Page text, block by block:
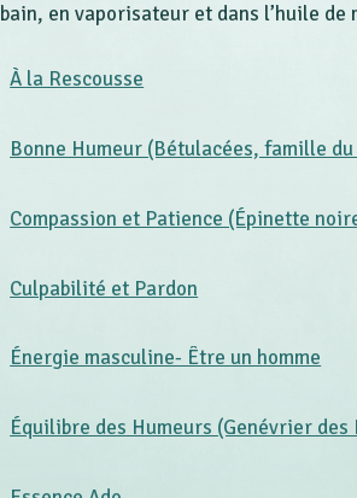
bain, en vaporisateur et dans l’huile de
À la Rescousse
Bonne Humeur (Bétulacées, famille
Compassion et Patience (Épinette
Culpabilité et Pardon
Énergie masculine- Être un homme
Équilibre des Humeurs (Genévrier des